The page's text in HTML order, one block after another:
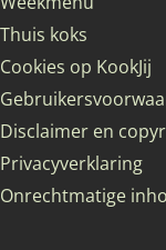
Thuis koks
Cookies op KookJij
Disclaimer en
Privacyverklaring
Onrechtmatige